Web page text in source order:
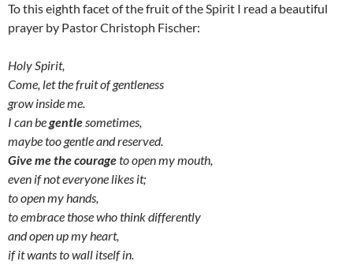
To this eighth facet of the fruit of the Spirit I read a beautiful
prayer by Pastor Christoph Fischer:
Holy Spirit,
Come, let the fruit of gentleness
grow inside me.
I can begentlesometimes,
maybe too gentle and reserved.
Give me the courageto open my mouth,
even if not everyone likes it;
to open my hands,
to embrace those who think differently
and open up my heart,
if it wants to wall itself in.